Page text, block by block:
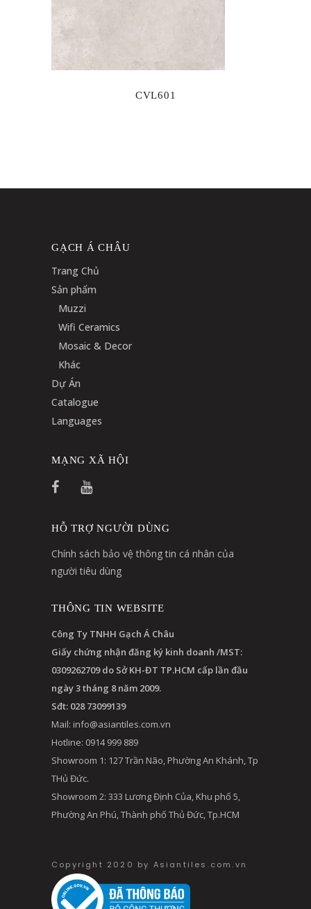
CVL601
GẠCH Á CHÂU
Trang Chủ
Sản phẩm
Muzzi
Wifi Ceramics
Mosaic & Decor
Khác
Dự Án
Catalogue
Languages
MẠNG XÃ HỘI
HỖ TRỢ NGƯỜI DÙNG
Chính sách bảo vệ thông tin cá nhân của
người tiêu dùng
THÔNG TIN WEBSITE
Công Ty TNHH Gạch Á Châu
Giấy chứng nhận đăng ký kinh doanh /MST:
0309262709 do Sở KH-ĐT TP.HCM cấp lần đầu
ngày 3 tháng 8 năm 2009.
Sđt: 028 73099139
Mail: info@asiantiles.com.vn
Hotline: 0914 999 889
Showroom 1: 127 Trần Não, Phường An Khánh, Tp
THủ Đức.
Showroom 2: 333 Lương Định Của, Khu phố 5,
Phường An Phú, Thành phố Thủ Đức, Tp.HCM
Copyright 2020 by Asiantiles.com.vn